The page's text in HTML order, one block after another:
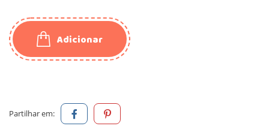
Adicionar
Partilhar em: